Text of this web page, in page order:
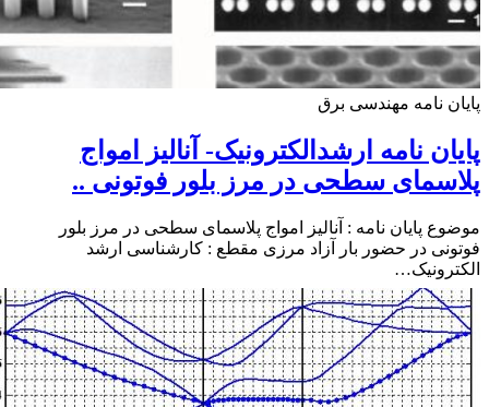
نامه مهندسی برق
نامه ارشدالکترونیک- آنالیز امواج
سطحی در مرز بلور فوتونی ..
پایان نامه : آنالیز امواج پلاسمای سطحی در مرز بلور
در حضور بار آزاد مرزی مقطع : کارشناسی ارشد